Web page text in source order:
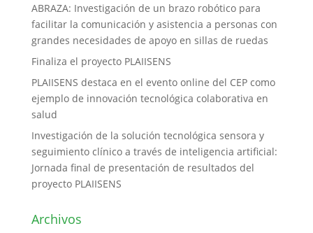
ABRAZA: Investigación de un brazo robótico para
facilitar la comunicación y asistencia a personas con
grandes necesidades de apoyo en sillas de ruedas
Finaliza el proyecto PLAIISENS
PLAIISENS destaca en el evento online del CEP como
ejemplo de innovación tecnológica colaborativa en
salud
Investigación de la solución tecnológica sensora y
seguimiento clínico a través de inteligencia artificial:
Jornada final de presentación de resultados del
proyecto PLAIISENS
Archivos